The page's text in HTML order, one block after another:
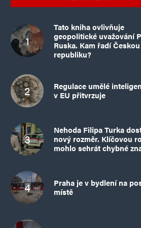
Tato kniha ovlivňuje
geopolitické uvažování
Ruska. Kam řadí Českou
republiku?
Regulace umělé
v EU přitvrzuje
Nehoda Filipa Turka
nový rozměr. Klíčovou
mohlo sehrát chybné
Praha je v bydlení na
místě